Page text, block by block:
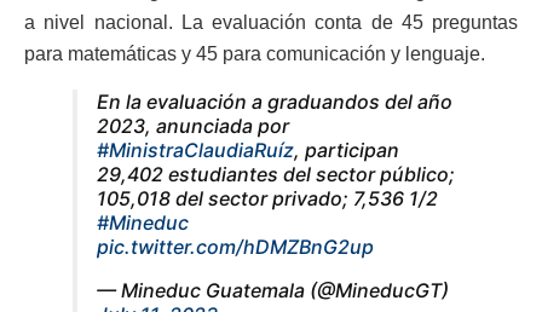
a nivel nacional. La evaluación conta de 45 preguntas
para matemáticas y 45 para comunicación y lenguaje.
En la evaluación a graduandos del año
2023, anunciada por
#MinistraClaudiaRuíz, participan
29,402 estudiantes del sector público;
105,018 del sector privado; 7,536 1/2
#Mineduc
pic.twitter.com/hDMZBnG2up
— Mineduc Guatemala (@MineducGT)